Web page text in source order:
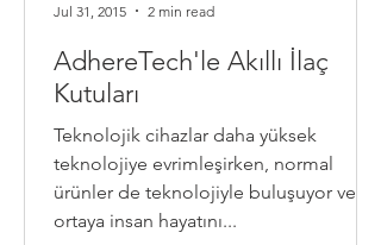
AdhereTech'le Akıllı İlaç
Kutuları
Teknolojik cihazlar daha yüksek
teknolojiye evrimleşirken, normal
ürünler de teknolojiyle buluşuyor ve
ortaya insan hayatını...
Jul 31, 2015 2 min read